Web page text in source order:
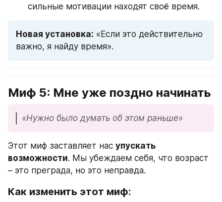
сильные мотивации находят своё время.
Новая установка: «Если это действительно
важно, я найду время».
Миф 5: Мне уже поздно начинать
«Нужно было думать об этом раньше»
Этот миф заставляет нас упускать
возможности. Мы убеждаем себя, что возраст
– это преграда, но это неправда.
Как изменить этот миф: